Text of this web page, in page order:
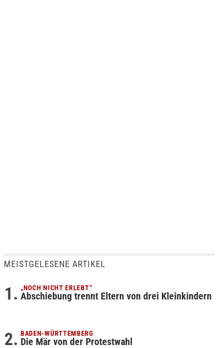
MEISTGELESENE ARTIKEL
„NOCH NICHT ERLEBT“
Abschiebung trennt Eltern von drei Kleinkindern
BADEN-WÜRTTEMBERG
Die Mär von der Protestwahl